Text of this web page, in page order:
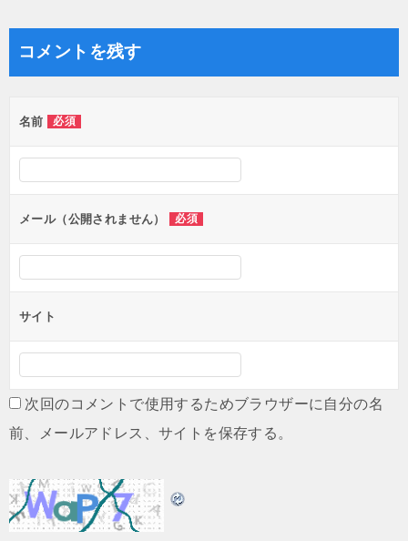
ー
シ
ョ
ン
コメントを残す
名前 必須
メール（公開されません） 必須
サイト
次回のコメントで使用するためブラウザーに自分の名
前、メールアドレス、サイトを保存する。